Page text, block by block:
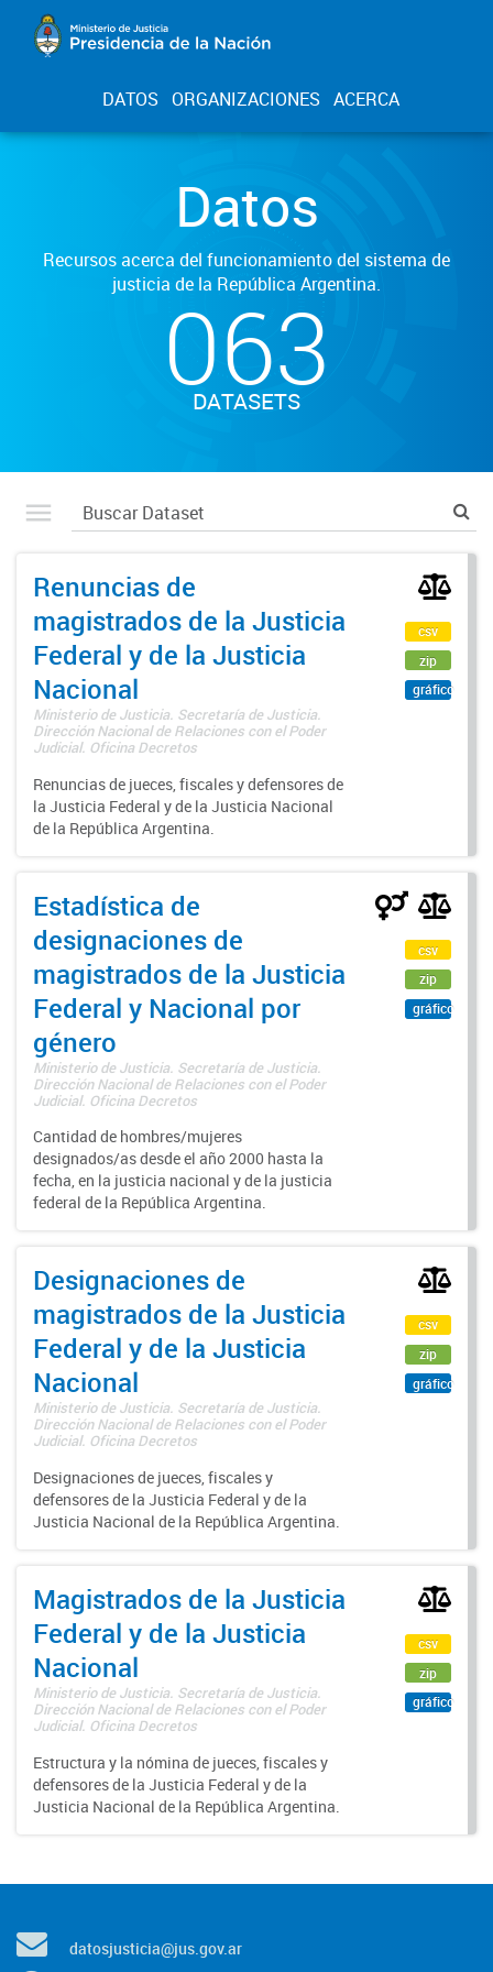
DATOS ORGANIZACIONES ACERCA
Datos
Recursos acerca del funcionamiento del sistema de
justicia de la República Argentina.
063
DATASETS
Renuncias de
magistrados de la Justicia
Federal y de la Justicia
Nacional
Ministerio de Justicia. Secretaría de Justicia.
Dirección Nacional de Relaciones con el Poder
Judicial. Oficina Decretos
Renuncias de jueces, fiscales y defensores de
la Justicia Federal y de la Justicia Nacional
de la República Argentina.
csv
zip
gráfico
Estadística de
designaciones de
magistrados de la Justicia
Federal y Nacional por
género
Ministerio de Justicia. Secretaría de Justicia.
Dirección Nacional de Relaciones con el Poder
Judicial. Oficina Decretos
Cantidad de hombres/mujeres
designados/as desde el año 2000 hasta la
fecha, en la justicia nacional y de la justicia
federal de la República Argentina.
csv
zip
gráfico
Designaciones de
magistrados de la Justicia
Federal y de la Justicia
Nacional
Ministerio de Justicia. Secretaría de Justicia.
Dirección Nacional de Relaciones con el Poder
Judicial. Oficina Decretos
Designaciones de jueces, fiscales y
defensores de la Justicia Federal y de la
Justicia Nacional de la República Argentina.
csv
zip
gráfico
Magistrados de la Justicia
Federal y de la Justicia
Nacional
Ministerio de Justicia. Secretaría de Justicia.
Dirección Nacional de Relaciones con el Poder
Judicial. Oficina Decretos
Estructura y la nómina de jueces, fiscales y
defensores de la Justicia Federal y de la
Justicia Nacional de la República Argentina.
csv
zip
gráfico
datosjusticia@jus.gov.ar